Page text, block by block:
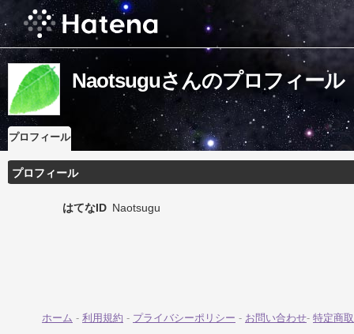
Naotsuguさんのプロフィール
プロフィール
プロフィール
はてなID Naotsugu
ホーム - 利用規約 - プライバシーポリシー - お問い合わせ- 特定商